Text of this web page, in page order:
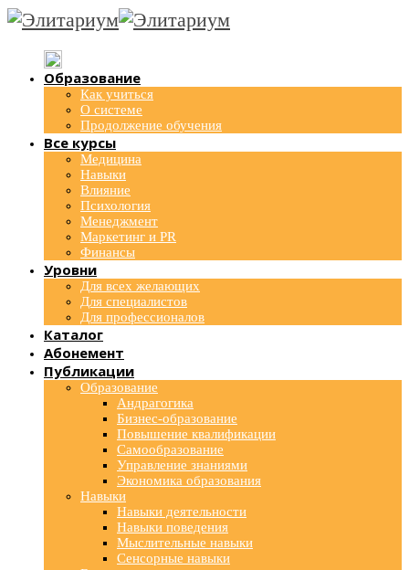
Образование
Как учиться
О системе
Продолжение обучения
Все курсы
Медицина
Навыки
Влияние
Психология
Менеджмент
Маркетинг и PR
Финансы
Уровни
Для всех желающих
Для специалистов
Для профессионалов
Каталог
Абонемент
Публикации
Образование
Андрагогика
Бизнес-образование
Повышение квалификации
Самообразование
Управление знаниями
Экономика образования
Навыки
Навыки деятельности
Навыки поведения
Мыслительные навыки
Сенсорные навыки